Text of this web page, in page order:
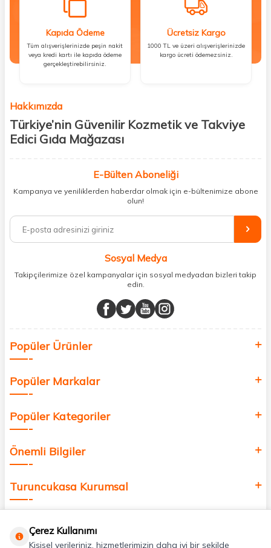
Kapıda Ödeme
Tüm alışverişlerinizde peşin nakit
veya kredi kartı ile kapıda ödeme
gerçekleştirebilirsiniz.
Ücretsiz Kargo
1000 TL ve üzeri alışverişlerinizde
kargo ücreti ödemezsiniz.
Hakkımızda
Türkiye’nin Güvenilir Kozmetik ve Takviye
Edici Gıda Mağazası
kişisel bakım hem de takviye edici gıda ürünlerini sizlerle
buluşturuyoruz. Artık mağaza mağaza dolaşmanıza gerek yok;
ihtiyacınız olan her şeyi tek bir çatı altında topluyor ve kapınıza kadar
%100 orijinal kozmetik ve sağlık ürünleriyle güzelliğinizi tamamlayabilir,
vücudunuzu desteklemek için güvenilir takviye edici gıdalara
minerallere kadar binlerce ürünü uygun fiyat ve hızlı kargo avantajıyla
sunuyoruz.
buluşturuyor ve online alışveriş deneyiminizi en iyi hale getiriyoruz.
Sağlık, güzellik ve iyi yaşam için aradığınız her şey burada!
değer katmak için bize katılın!
E-Bülten Aboneliği
Kampanya ve yeniliklerden haberdar olmak için e-bültenimize abone
olun!
Sosyal Medya
Takipçilerimize özel kampanyalar için sosyal medyadan bizleri takip
edin.
Popüler Ürünler
Popüler Markalar
Popüler Kategoriler
Önemli Bilgiler
Turuncukasa Kurumsal
Çerez Kullanımı
Kişisel verileriniz, hizmetlerimizin daha iyi bir şekilde